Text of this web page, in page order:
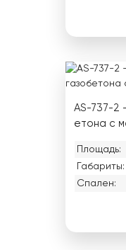
AS-737-2
етона с
Площадь:
Габариты:
Спален: